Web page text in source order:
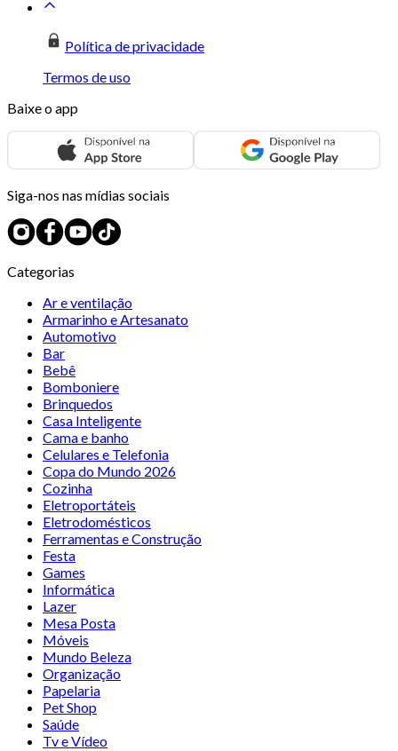
Política de privacidade
Termos de uso
Baixe o app
Siga-nos nas mídias sociais
Categorias
Ar e ventilação
Armarinho e Artesanato
Automotivo
Bar
Bebê
Bomboniere
Brinquedos
Casa Inteligente
Cama e banho
Celulares e Telefonia
Copa do Mundo 2026
Cozinha
Eletroportáteis
Eletrodomésticos
Ferramentas e Construção
Festa
Games
Informática
Lazer
Mesa Posta
Móveis
Mundo Beleza
Organização
Papelaria
Pet Shop
Saúde
Tv e Vídeo